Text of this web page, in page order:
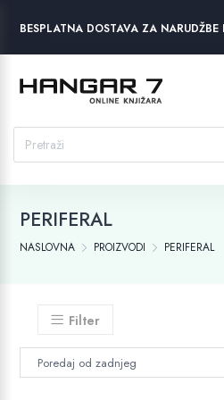
BESPLATNA DOSTAVA ZA
PERIFERAL
NASLOVNA PROIZVODI PERIFERAL
Filter